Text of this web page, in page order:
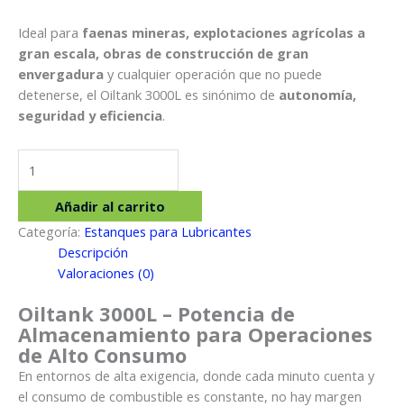
Ideal para faenas mineras, explotaciones agrícolas a
gran escala, obras de construcción de gran
envergadura y cualquier operación que no puede
detenerse, el Oiltank 3000L es sinónimo de autonomía,
seguridad y eficiencia.
3000L
cantidadAñadir al carrito
Categoría: Estanques para Lubricantes
Descripción
Valoraciones (0)
Oiltank 3000L – Potencia de
Almacenamiento para Operaciones
de Alto Consumo
En entornos de alta exigencia, donde cada minuto cuenta y
el consumo de combustible es constante, no hay margen